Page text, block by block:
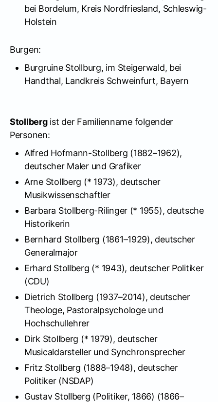
bei Bordelum, Kreis Nordfriesland, Schleswig-
Holstein
Burgen:
Burgruine Stollburg, im Steigerwald, bei
Handthal, Landkreis Schweinfurt, Bayern
Stollbergist der Familienname folgender
Personen:
Alfred Hofmann-Stollberg (1882–1962),
deutscher Maler und Grafiker
Arne Stollberg (* 1973), deutscher
Musikwissenschaftler
Barbara Stollberg-Rilinger (* 1955), deutsche
Historikerin
Bernhard Stollberg (1861–1929), deutscher
Generalmajor
Erhard Stollberg (* 1943), deutscher Politiker
(CDU)
Dietrich Stollberg (1937–2014), deutscher
Theologe, Pastoralpsychologe und
Hochschullehrer
Dirk Stollberg (* 1979), deutscher
Musicaldarsteller und Synchronsprecher
Fritz Stollberg (1888–1948), deutscher
Politiker (NSDAP)
Gustav Stollberg (Politiker, 1866) (1866–